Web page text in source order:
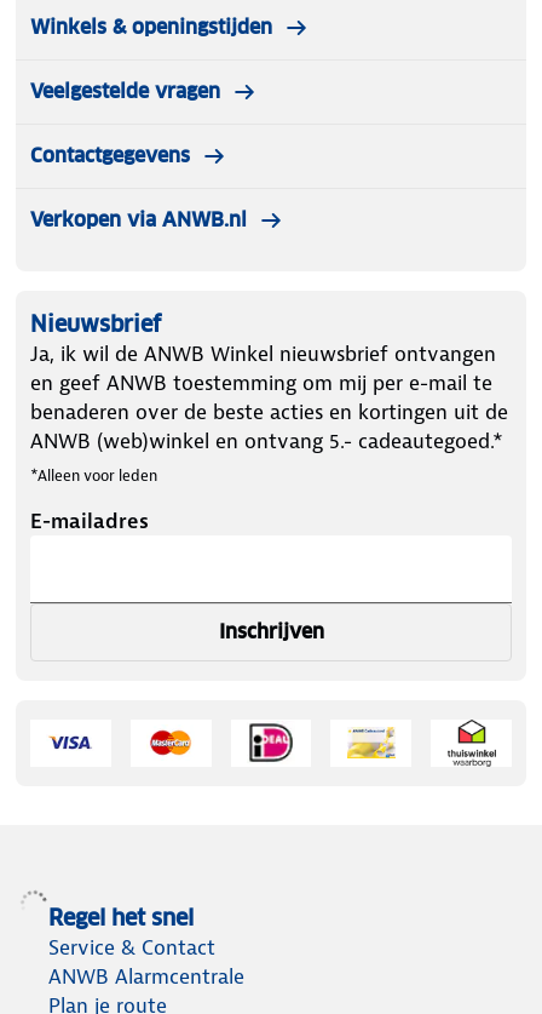
Winkels & openingstijden
Veelgestelde vragen
Contactgegevens
Verkopen via ANWB.nl
Nieuwsbrief
Ja, ik wil de ANWB Winkel nieuwsbrief ontvangen
en geef ANWB toestemming om mij per e-mail te
benaderen over de beste acties en kortingen uit de
ANWB (web)winkel en ontvang 5.- cadeautegoed.*
*Alleen voor leden
E-mailadres
Inschrijven
Regel het snel
Service & Contact
ANWB Alarmcentrale
Plan je route